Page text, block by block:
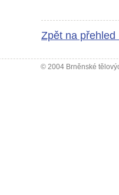
Zpět na přehled
© 2004 Brněnské